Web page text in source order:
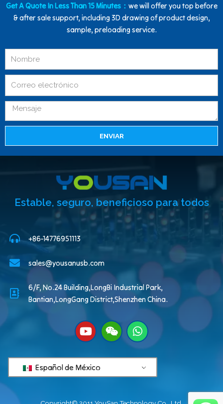
Get A Quote In Less Than 15 Minutes： we will offer you top before
& after sale support, including 3D drawing of product design,
sample, preloading service.
ENVIAR
Estable, seguro, beneficioso para todos
+86-14776951113
sales@yousanusb.com
6/F, No.24 Building,LongBi Industrial Park,
Bantian,LongGang District,Shenzhen China.
Español de México